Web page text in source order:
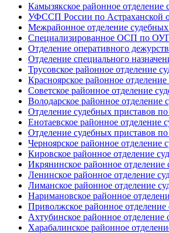
Камызякское районное отделение
УФССП России по Астраханской
Межрайонное отделение
Специализированное ОСП по
Отделение оперативного
Отделение специального
Трусовское районное отделение
Красноярское районное
Советское районное отделение
Володарское районное отделение
Отделение судебных приставов
Енотаевское районное отделение
Отделение судебных приставов
Черноярское районное отделение
Кировское районное отделение
Икрянинское районное отделение
Ленинское районное отделение
Лиманское районное отделение
Наримановское районное
Приволжское районное отделение
Ахтубинское районное отделение
Харабалинское районное